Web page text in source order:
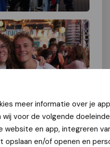
meer informatie over je
voor de volgende
website en app, integreren
opslaan en/of openen en